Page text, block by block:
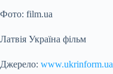
Фото: film.ua
Латвія Україна фільм
Джерело: www.ukrinform.ua